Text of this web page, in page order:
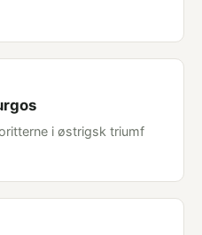
i østrigsk triumf